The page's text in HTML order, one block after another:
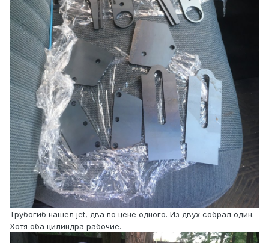
Трубогиб нашел jet, два по цене одного. Из двух собрал один.
Хотя оба цилиндра рабочие.